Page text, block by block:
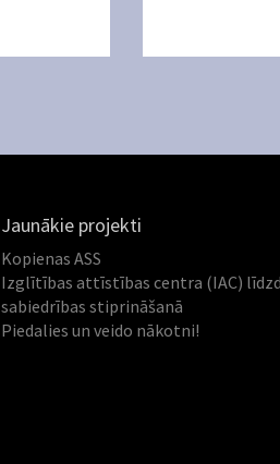
Jaunākie projekti
Kopienas ASS
Izglītības attīstības centra (IAC)
sabiedrības stiprināšanā
Piedalies un veido nākotni!